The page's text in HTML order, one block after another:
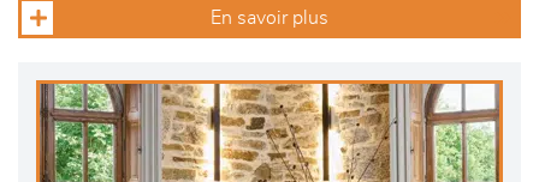
En savoir plus